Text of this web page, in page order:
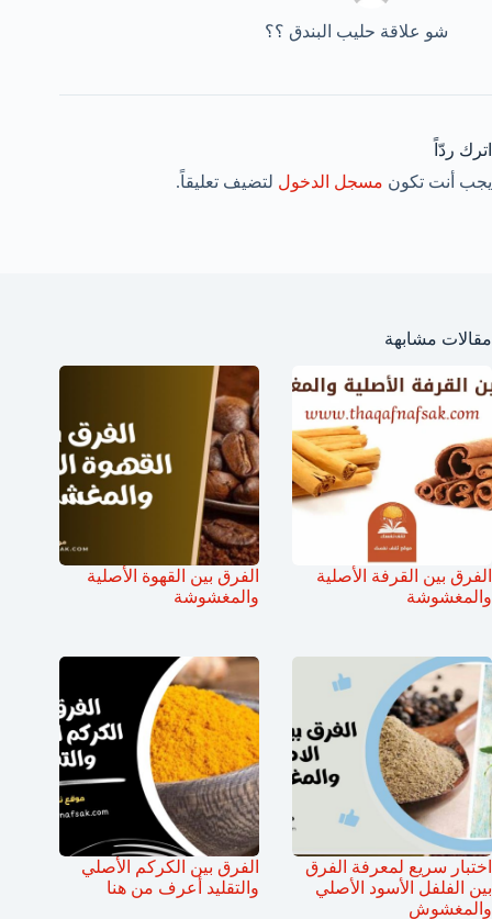
شو علاقة حليب البندق ؟؟
اترك ردّاً
يجب أنت تكون مسجل الدخول لتضيف تعليقاً.
مقالات مشابهة
الفرق بين القرفة الأصلية
والمغشوشة
الفرق بين القهوة الأصلية
والمغشوشة
اختبار سريع لمعرفة الفرق
بين الفلفل الأسود الأصلي
والمغشوش
الفرق بين الكركم الأصلي
والتقليد أعرف من هنا